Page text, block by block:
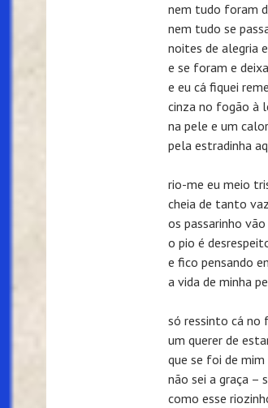
nem tudo foram
nem tudo se
noites de alegria
e se foram e
e eu cá fiquei
cinza no fogão à
na pele e um
pela estradinha
rio-me eu meio
cheia de tanto
os passarinho
o pio é
e fico pensando
a vida de minha
só ressinto cá no
um querer de
que se foi de
não sei a graça –
como esse